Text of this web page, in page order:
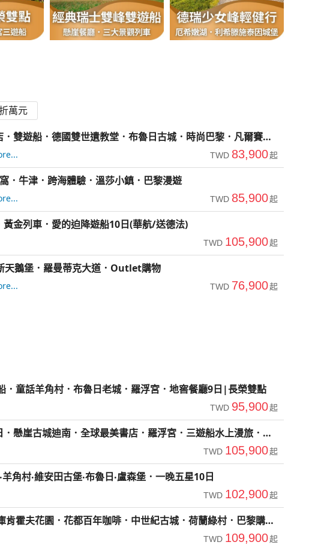
萬元
雙遊船．德國雙世遺教堂．布魯日古城．時尚巴黎．凡爾賽宮
TWD 83,900起
．牛津．跨海體驗．溫莎小鎮．巴黎漫遊
TWD 85,900起
金列車．愛的迫降遊船10日(華航/送德法)
TWD 105,900起
天鵝堡．羅曼蒂克大道．Outlet購物
TWD 76,900起
．童話羊角村．布魯日老城．羅浮宮．地窖餐廳9日|長榮雙點
TWD 95,900起
懸崖古城迪南．全球最美書店．羅浮宮．三遊船水上漫旅．巴
TWD 105,900起
角村‧維安田古堡‧布魯日‧盧森堡．一晚五星10日
TWD 102,900起
霍夫花園．花都百年咖啡．中世紀古城．荷蘭綠村．巴黎購物
TWD 109,900起